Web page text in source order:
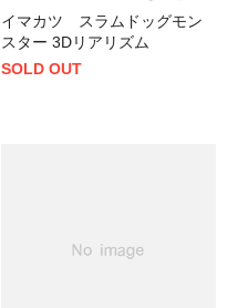
イマカツ スラムドッグモン
スター 3Dリアリズム
SOLD OUT